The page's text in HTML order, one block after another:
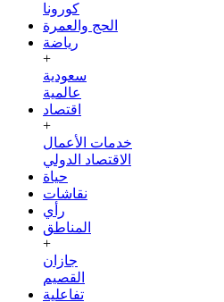
كورونا
الحج والعمرة
رياضة
+
سعودية
عالمية
اقتصاد
+
خدمات الأعمال
الاقتصاد الدولي
حياة
نقاشات
رأي
المناطق
+
جازان
القصيم
تفاعلية